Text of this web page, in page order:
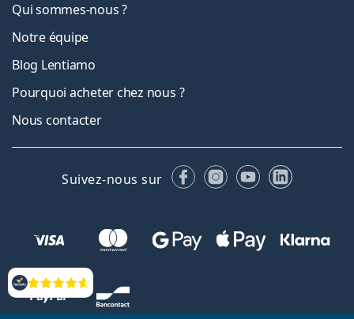
Évaluation
Qui sommes-nous ?
Notre équipe
Blog Lentiamo
Pourquoi acheter chez nous ?
Nous contacter
Suivez-nous sur FacebookInstagram
YouTubeLinkedIn